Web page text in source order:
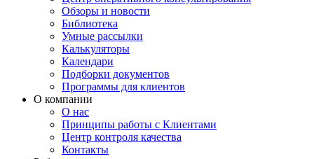
Обзоры и новости
Библиотека
Умные рассылки
Калькуляторы
Календари
Подборки документов
Программы для клиентов
О компании
О нас
Принципы работы с Клиентами
Центр контроля качества
Контакты